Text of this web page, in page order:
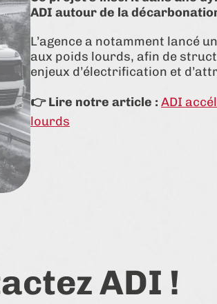
ADI autour de la
L’agence a notamment lancé
aux poids lourds, afin de
enjeux d’électrification et
👉 Lire notre article : ADI
lourds
ADI !